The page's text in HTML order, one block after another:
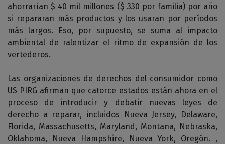
ahorrarían $ 40 mil millones ($ 330 por familia) por año
si repararan más productos y los usaran por períodos
más largos. Eso, por supuesto, se suma al impacto
ambiental de ralentizar el ritmo de expansión de los
vertederos.
Las organizaciones de derechos del consumidor como
US PIRG afirman que catorce estados están ahora en el
proceso de introducir y debatir nuevas leyes de
derecho a reparar, incluidos Nueva Jersey, Delaware,
Florida, Massachusetts, Maryland, Montana, Nebraska,
Oklahoma, Nueva Hampshire, Nueva York, Oregón. ,